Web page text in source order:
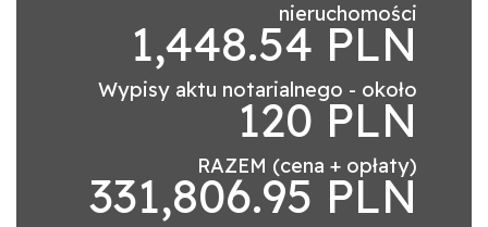
nieruchomości
1,448.54 PLN
Wypisy aktu notarialnego - około
120 PLN
RAZEM (cena + opłaty)
331,806.95 PLN